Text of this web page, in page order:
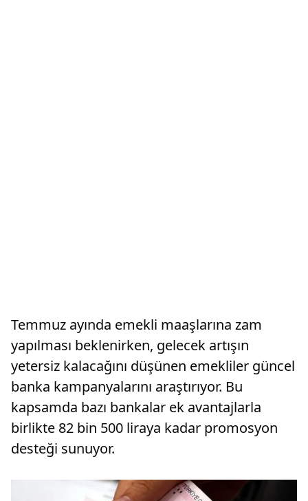
Temmuz ayında emekli maaşlarına zam
yapılması beklenirken, gelecek artışın
yetersiz kalacağını düşünen emekliler güncel
banka kampanyalarını araştırıyor. Bu
kapsamda bazı bankalar ek avantajlarla
birlikte 82 bin 500 liraya kadar promosyon
desteği sunuyor.